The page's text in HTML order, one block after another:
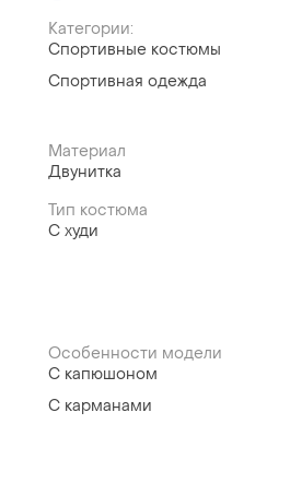
Категории:
Спортивные костюмы
Спортивная одежда
Материал
Двунитка
Тип костюма
С худи
Особенности модели
С капюшоном
С карманами